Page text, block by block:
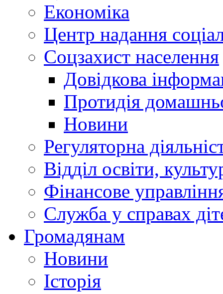
Економіка
Центр надання
Соцзахист населення
Довідкова
Протидія
Новини
Регуляторна
Відділ освіти,
Фінансове
Служба у справах
Громадянам
Новини
Історія